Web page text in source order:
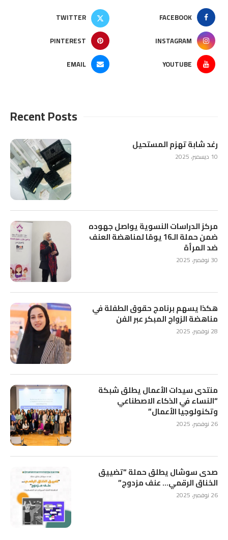
FACEBOOK
TWITTER
INSTAGRAM
PINTEREST
YOUTUBE
EMAIL
Recent Posts
رغد شابة تهزم المستحيل
10 ديسمبر، 2025
مركز الدراسات النسوية يواصل جهوده
ضمن حملة الـ16 يومًا لمناهضة العنف
ضد المرأة
30 نوفمبر، 2025
هكذا يسهم برنامج حقوق الطفلة في
مناهضة الزواج المبكر عبر الفن
28 نوفمبر، 2025
منتدى سيدات الأعمال يطلق شبكة
“النساء في الذكاء الاصطناعي
وتكنولوجيا الأعمال”
26 نوفمبر، 2025
صدى سوشال يطلق حملة “تضييق
الخناق الرقمي… عنف مزدوج”
26 نوفمبر، 2025